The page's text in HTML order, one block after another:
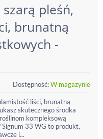
pleśń,
brunatną
-
Dostępność:W magazynie
liści, brunatną
skutecznego środka
kompleksową
33 WG to produkt,
i...